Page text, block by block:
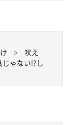
吠え
じゃない!?し